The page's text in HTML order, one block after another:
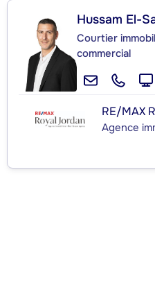
Hussam El-
Courtier
commercial
RE/MAX
Agence